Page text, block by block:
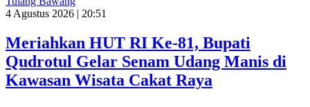
4 Agustus 2026 | 20:51
Meriahkan HUT RI Ke-81, Bupati
Qudrotul Gelar Senam Udang Manis di
Kawasan Wisata Cakat Raya